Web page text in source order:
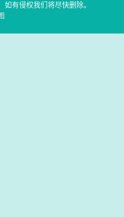
有侵权我们将尽快删除。